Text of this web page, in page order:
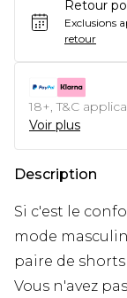
Retour
Exclusions
retour
18+, T&C
Voir plus
Description
Si c'est le
mode
paire de
Vous n'avez